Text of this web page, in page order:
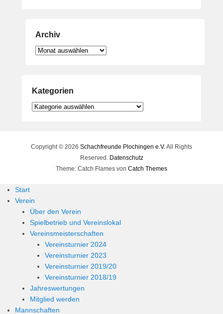
Archiv
Archiv
Kategorien
Kategorien
Copyright © 2026 Schachfreunde Plochingen e.V. All Rights
Reserved. Datenschutz
Theme: Catch Flames von Catch Themes
Start
Verein
Über den Verein
Spielbetrieb und Vereinslokal
Vereinsmeisterschaften
Vereinsturnier 2024
Vereinsturnier 2023
Vereinsturnier 2019/20
Vereinsturnier 2018/19
Jahreswertungen
Mitglied werden
Mannschaften